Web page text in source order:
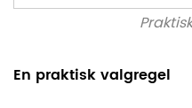
En praktisk valgregel